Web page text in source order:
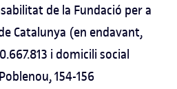
de la Fundació per a
Catalunya (en endavant,
i domicili social
154-156